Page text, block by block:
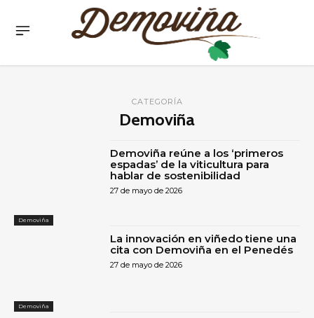
CATEGORÍA
Demoviña
Demoviña
Demoviña reúne a los ‘primeros
espadas’ de la viticultura para
hablar de sostenibilidad
27 de mayo de 2026
Demoviña
La innovación en viñedo tiene una
cita con Demoviña en el Penedés
27 de mayo de 2026